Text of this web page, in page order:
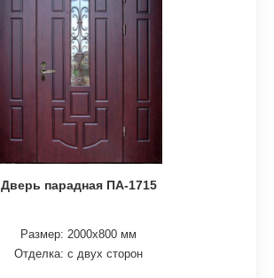
Дверь парадная ПА-1715
Размер: 2000х800 мм
Отделка: с двух сторон